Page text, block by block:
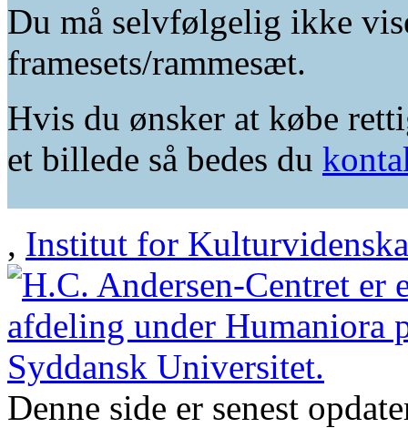
Du må selvfølgelig ikke
framesets/rammesæt.
Hvis du ønsker at købe
et billede så bedes du
, Institut for
Denne side er senest